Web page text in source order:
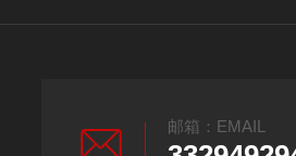
邮箱：EMAIL